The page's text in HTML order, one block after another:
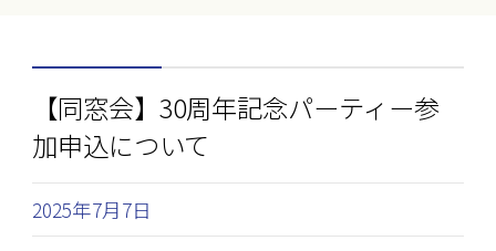
【同窓会】30周年記念パーティー参
加申込について
2025年7月7日